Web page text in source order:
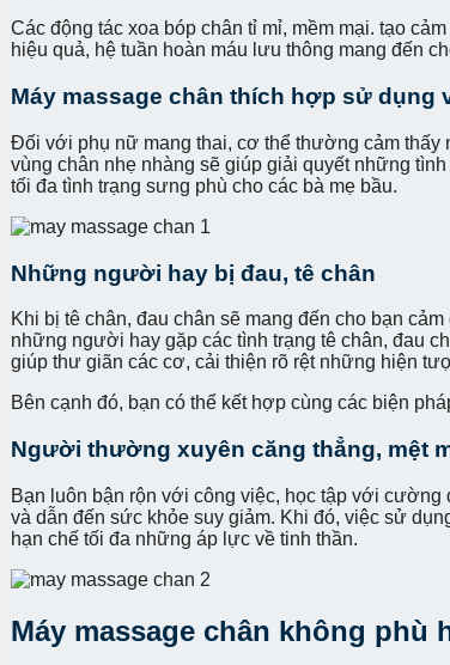
Các động tác xoa bóp chân tỉ mỉ, mềm mại. tạo
hiệu quả, hệ tuần hoàn máu lưu thông mang đến
Máy massage chân thích hợp sử dụng
Đối với phụ nữ mang thai, cơ thể thường cảm thấy
vùng chân nhẹ nhàng sẽ giúp giải quyết những
tối đa tình trạng sưng phù cho các bà mẹ bầu.
Những người hay bị đau, tê chân
Khi bị tê chân, đau chân sẽ mang đến cho bạn
những người hay gặp các tình trạng tê chân, đau
giúp thư giãn các cơ, cải thiện rõ rệt những hiện
Bên cạnh đó, bạn có thể kết hợp cùng các biện
Người thường xuyên căng thẳng, mệt
Bạn luôn bận rộn với công việc, học tập với cường
và dẫn đến sức khỏe suy giảm. Khi đó, việc sử
hạn chế tối đa những áp lực về tinh thần.
Máy massage chân không